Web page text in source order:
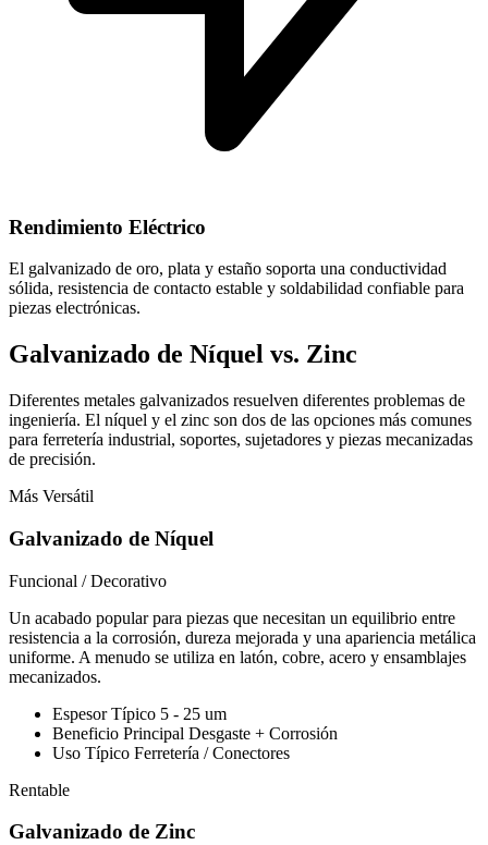
Rendimiento Eléctrico
El galvanizado de oro, plata y estaño soporta una conductividad
sólida, resistencia de contacto estable y soldabilidad confiable para
piezas electrónicas.
Galvanizado de Níquel vs. Zinc
Diferentes metales galvanizados resuelven diferentes problemas de
ingeniería. El níquel y el zinc son dos de las opciones más comunes
para ferretería industrial, soportes, sujetadores y piezas mecanizadas
de precisión.
Más Versátil
Galvanizado de Níquel
Funcional / Decorativo
Un acabado popular para piezas que necesitan un equilibrio entre
resistencia a la corrosión, dureza mejorada y una apariencia metálica
uniforme. A menudo se utiliza en latón, cobre, acero y ensamblajes
mecanizados.
Espesor Típico 5 - 25 um
Beneficio Principal Desgaste + Corrosión
Uso Típico Ferretería / Conectores
Rentable
Galvanizado de Zinc